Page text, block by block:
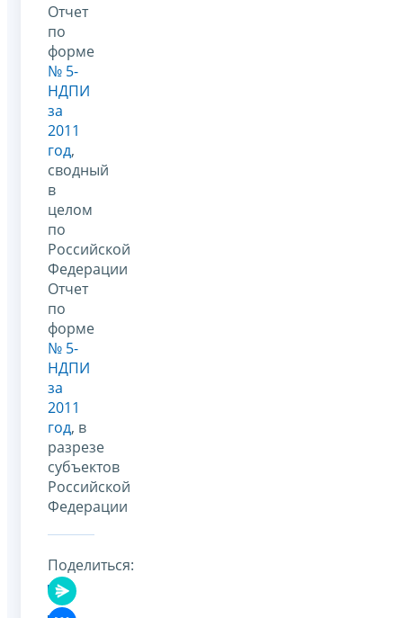
Отчет
по
форме
№ 5-
НДПИ
за
2011
год,
сводный
в
целом
по
Российской
Федерации
Отчет
по
форме
№ 5-
НДПИ
за
2011
год, в
разрезе
субъектов
Российской
Федерации
Поделиться: